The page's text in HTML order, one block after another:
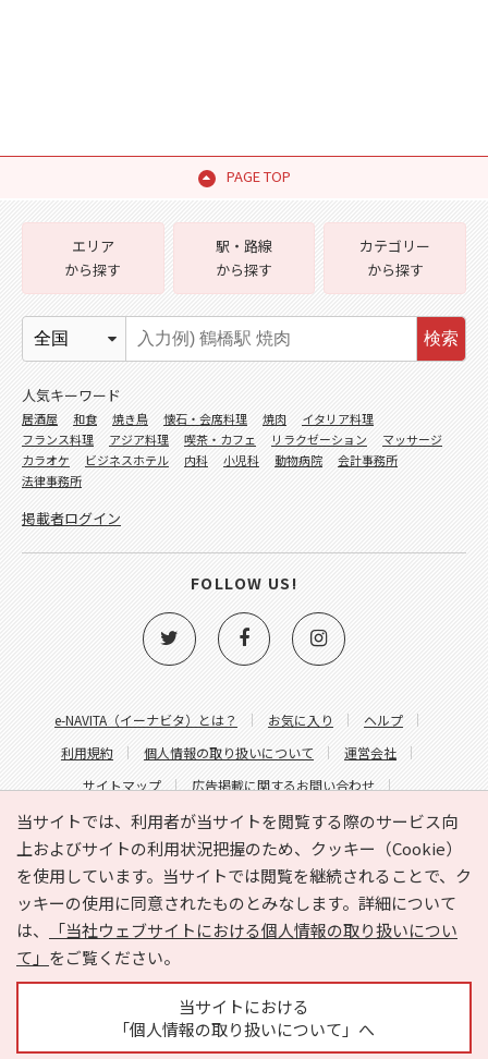
PAGE TOP
当サイトでは、利用者が当サイトを閲覧する際のサービス向
上およびサイトの利用状況把握のため、クッキー（Cookie）
を使用しています。当サイトでは閲覧を継続されることで、ク
ッキーの使用に同意されたものとみなします。詳細について
は、
「当社ウェブサイトにおける個人情報の取り扱いについ
て」 をご覧ください。
当サイトにおける
「個人情報の取り扱いについて」へ
e-NAVITA（イーナビタ）とは？ お気に入り
ヘルプ
利用規約
個人情報の取り扱いについて
運営会社
サイトマップ
広告掲載に関するお問い合わせ
サイトの内容に関するお問い合わせ
エリア
から探す
駅・路線
から探す
カテゴリー
から探す
検索
人気キーワード
居酒屋 和食 焼き鳥 懐石・会席料理 焼肉
イタリア料理
フランス料理
アジア料理 喫茶・カフェ リラクゼーション
マッサージ
カラオケ
ビジネスホテル 内科 小児科 動物病院
会計事務所
法律事務所
掲載者ログイン
FOLLOW US!
Copyright © HYOJITO.Co.,Ltd. All Rights Reserved.